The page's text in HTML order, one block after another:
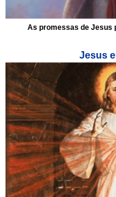
As promessas de Jesus
Jesus